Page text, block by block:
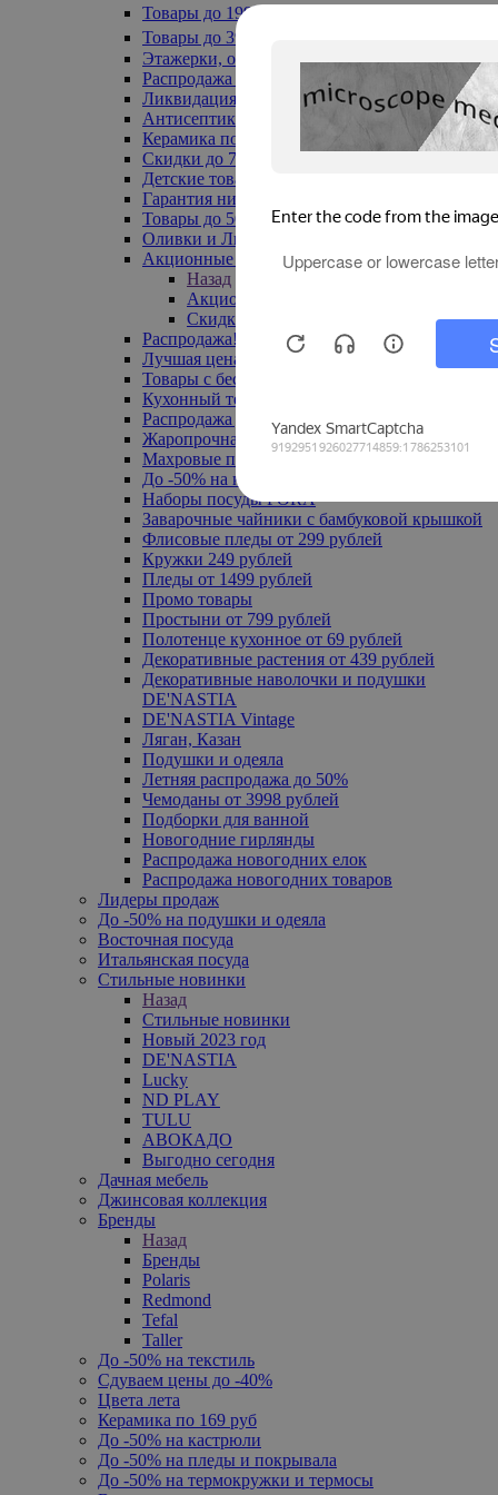
Товары до 199₽
Товары до 399₽
Этажерки, обувницы
Распродажа текстиля до -50%
Ликвидация до -70%
Антисептики
Керамика по 129 руб
Скидки до 70%
Детские товары
Гарантия низкой цены
Товары до 500 руб
Оливки и Лимоны
Акционные товары
Назад
Акционные товары
Скидка 20% по промокоду
Распродажа! Ульяновск до -70%
Лучшая цена
Товары с бесплатной доставкой
Кухонный текстиль
Распродажа до -50%
Жаропрочная посуда
Махровые полотенца
До -50% на ковры
Наборы посуды FORA
Заварочные чайники с бамбуковой крышкой
Флисовые пледы от 299 рублей
Кружки 249 рублей
Пледы от 1499 рублей
Промо товары
Простыни от 799 рублей
Полотенце кухонное от 69 рублей
Декоративные растения от 439 рублей
Декоративные наволочки и подушки
DE'NASTIA
DE'NASTIA Vintage
Ляган, Казан
Подушки и одеяла
Летняя распродажа до 50%
Чемоданы от 3998 рублей
Подборки для ванной
Новогодние гирлянды
Распродажа новогодних елок
Распродажа новогодних товаров
Лидеры продаж
До -50% на подушки и одеяла
Восточная посуда
Итальянская посуда
Стильные новинки
Назад
Стильные новинки
Новый 2023 год
DE'NASTIA
Lucky
ND PLAY
TULU
АВОКАДО
Выгодно сегодня
Дачная мебель
Джинсовая коллекция
Бренды
Назад
Бренды
Polaris
Redmond
Tefal
Taller
До -50% на текстиль
Сдуваем цены до -40%
Цвета лета
Керамика по 169 руб
До -50% на кастрюли
До -50% на пледы и покрывала
До -50% на термокружки и термосы